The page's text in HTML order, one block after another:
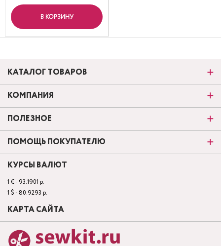
В КОРЗИНУ
КАТАЛОГ ТОВАРОВ
КОМПАНИЯ
ПОЛЕЗНОЕ
ПОМОЩЬ ПОКУПАТЕЛЮ
КУРСЫ ВАЛЮТ
1 € - 93.1901 р.
1 $ - 80.9293 р.
КАРТА САЙТА